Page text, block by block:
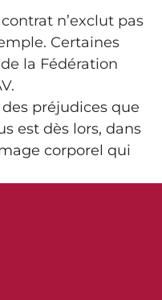
n’exclut pas
Certaines
la Fédération
préjudices que
est dès lors, dans
corporel qui